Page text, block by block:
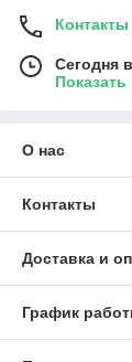
Контакты
Сегодня
О нас
Контакты
Доставка и
График